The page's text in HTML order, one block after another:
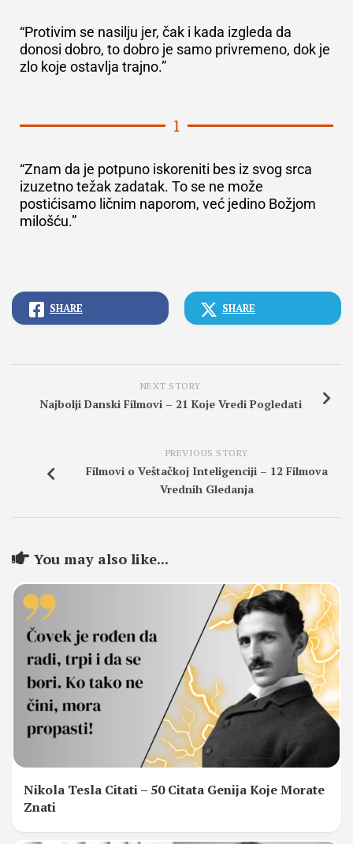
“Protivim se nasilju jer, čak i kada izgleda da
donosi dobro, to dobro je samo privremeno, dok je
zlo koje ostavlja trajno.”
1
“Znam da je potpuno iskoreniti bes iz svog srca
izuzetno težak zadatak. To se ne može
postićisamo ličnim naporom, već jedino Božjom
milošću.”
SHARE SHARE
NEXT STORY
Najbolji Danski Filmovi – 21 Koje Vredi Pogledati
PREVIOUS STORY
Filmovi o Veštačkoj Inteligenciji – 12 Filmova
Vrednih Gledanja
You may also like...
Nikola Tesla Citati – 50 Citata Genija Koje Morate
Znati